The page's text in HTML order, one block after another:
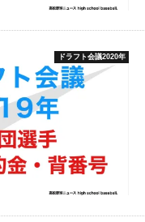
ドラフト会議2020年